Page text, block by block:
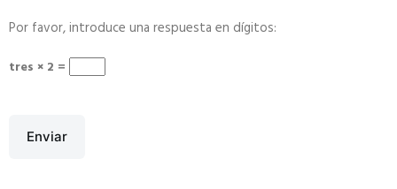
Por favor, introduce una respuesta en dígitos:
tres × 2 =
Enviar